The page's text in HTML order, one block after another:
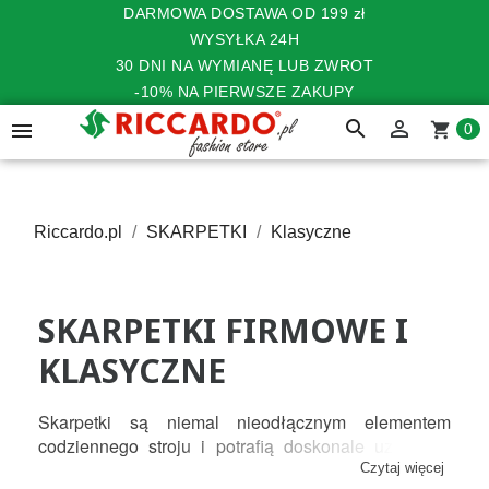
DARMOWA DOSTAWA OD 199 zł
WYSYŁKA 24H
30 DNI NA WYMIANĘ LUB ZWROT
-10% NA PIERWSZE ZAKUPY
 search  shopping_cart 0
Riccardo.pl SKARPETKI Klasyczne
SKARPETKI FIRMOWE I
KLASYCZNE
Skarpetki są niemal nieodłącznym elementem
codziennego stroju i potrafią doskonale uzupełnić
ubiór. Zarówno skarpetki damskie jak i skarpetki
Czytaj więcej